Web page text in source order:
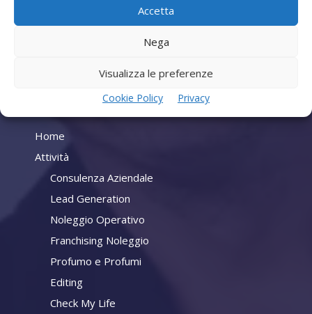
Accetta
Nega
Visualizza le preferenze
Cookie Policy Privacy
Iscrizione Newsletter
Company
Home
Attività
Consulenza Aziendale
Lead Generation
Noleggio Operativo
Franchising Noleggio
Profumo e Profumi
Editing
Check My Life